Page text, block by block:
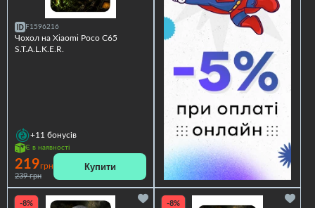
F1596216
Чохол на Xiaomi Poco C65
S.T.A.L.K.E.R.
+11 бонусів
Є в наявності
219грн
239 грн
Купити
-8% -8%